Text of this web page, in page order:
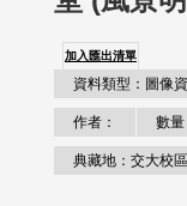
加入匯出清單
資料類型：圖像
作者： 數
典藏地：交大校區